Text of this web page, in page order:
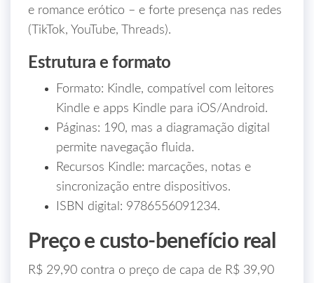
e romance erótico – e forte presença nas redes
(TikTok, YouTube, Threads).
Estrutura e formato
Formato: Kindle, compatível com leitores
Kindle e apps Kindle para iOS/Android.
Páginas: 190, mas a diagramação digital
permite navegação fluida.
Recursos Kindle: marcações, notas e
sincronização entre dispositivos.
ISBN digital: 9786556091234.
Preço e custo‑benefício real
R$ 29,90 contra o preço de capa de R$ 39,90